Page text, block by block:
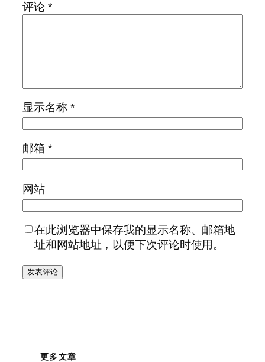
评论 *
显示名称 *
邮箱 *
网站
在此浏览器中保存我的显示名称、邮箱地
址和网站地址，以便下次评论时使用。
更多文章